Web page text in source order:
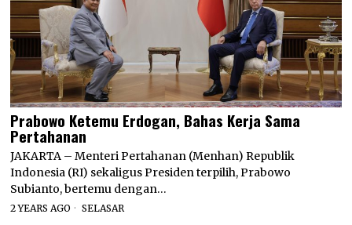
Prabowo Ketemu Erdogan, Bahas Kerja Sama
Pertahanan
JAKARTA – Menteri Pertahanan (Menhan) Republik
Indonesia (RI) sekaligus Presiden terpilih, Prabowo
Subianto, bertemu dengan…
2 YEARS AGO SELASAR